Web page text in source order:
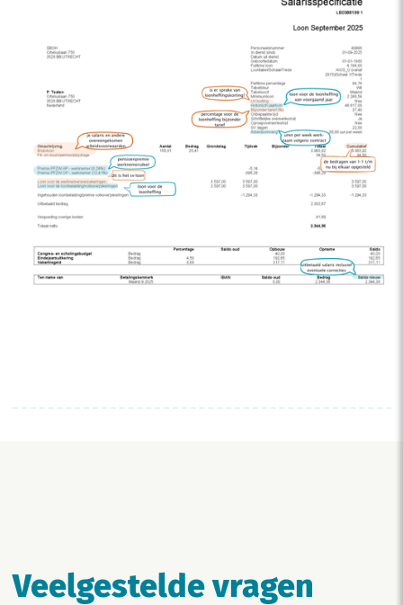
Veelgestelde vragen